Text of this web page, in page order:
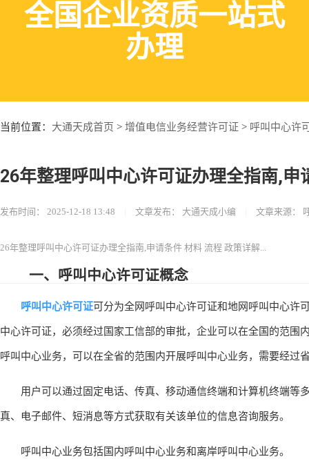
全国企业资质一站式
办理
当前位置： 大通天成首页 > 增值电信业务经营许可证 > 呼叫中心许
26年整理呼叫中心许可证办理全指南,申
发布时间： 2025-12-18 13:48 文章发布： 大通天成小编 文章来源：
26年整理呼叫中心许可证办理全指南,申请条件 材料 流程 政策详解...
一、呼叫中心许可证概念
呼叫中心许可证可分为全网呼叫中心许可证和地网呼叫中心许
中心许可证，必须经过国家工信部的审批，企业可以在全国的范围
呼叫中心业务，可以在全省的范围内开展呼叫中心业务，需要经过
用户可以通过固定电话、传真、移动通信终端和计算机终端等
真、电子邮件、短消息等方式获取有关该单位的信息咨询服务。
呼叫中心业务包括国内呼叫中心业务和离岸呼叫中心业务。